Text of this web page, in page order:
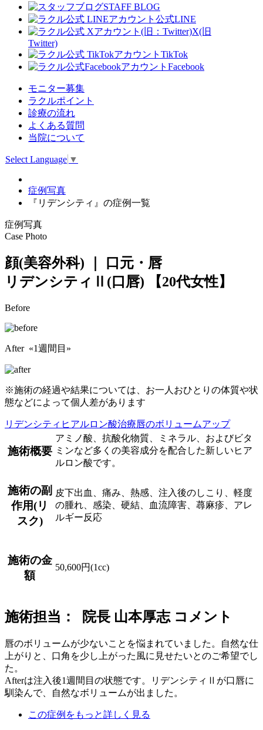
STAFF BLOG
公式LINE
X(旧
Twitter)
TikTok
Facebook
モニター募集
ラクルポイント
診療の流れ
よくある質問
当院について
Select Language ▼
症例写真
『リデンシティ』の症例一覧
症例写真
Case Photo
顔(美容外科) ｜ 口元・唇
リデンシティⅡ(口唇)
【20代女性】
Before
After «1週間目»
※施術の経過や結果については、お一人おひとりの体質や状
態などによって個人差があります
リデンシティ ヒアルロン酸治療唇のボリュームアップ
施術概要
アミノ酸、抗酸化物質、ミネラル、およびビタ
ミンなど多くの美容成分を配合した新しいヒア
ルロン酸です。
施術の副
作用(リ
スク)
皮下出血、痛み、熱感、注入後のしこり、軽度
の腫れ、感染、硬結、血流障害、蕁麻疹、アレ
ルギー反応
施術の金
額
50,600円(1cc)
施術担当： 院長 山本厚志 コメント
唇のボリュームが少ないことを悩まれていました。自然な仕
上がりと、口角を少し上がった風に見せたいとのご希望でし
た。
Afterは注入後1週間目の状態です。リデンシティⅡが口唇に
馴染んで、自然なボリュームが出ました。
この症例をもっと詳しく見る